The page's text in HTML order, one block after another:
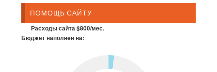
ПОМОЩЬ САЙТУ
Расходы сайта $800/мес.
Бюджет наполнен на: